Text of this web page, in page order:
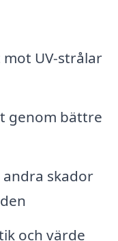
UV-strålar
genom bättre
skador
och värde